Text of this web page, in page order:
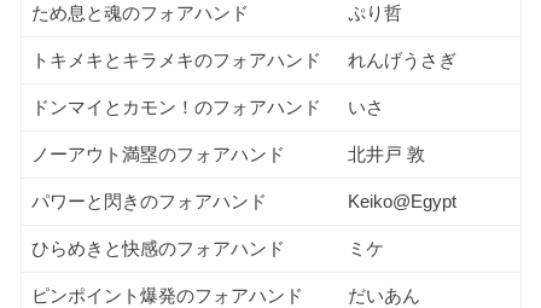
ため息と魂のフォアハンド ぷり哲
トキメキとキラメキのフォアハンド れんげうさぎ
ドンマイとカモン！のフォアハンド いさ
ノーアウト満塁のフォアハンド 北井戸 敦
パワーと閃きのフォアハンド Keiko@Egypt
ひらめきと快感のフォアハンド ミケ
ピンポイント爆発のフォアハンド だいあん